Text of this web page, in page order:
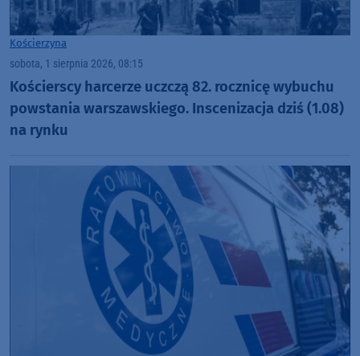
Kościerzyna
sobota, 1 sierpnia 2026, 08:15
Kościerscy harcerze uczczą 82. rocznicę wybuchu
powstania warszawskiego. Inscenizacja dziś (1.08)
na rynku